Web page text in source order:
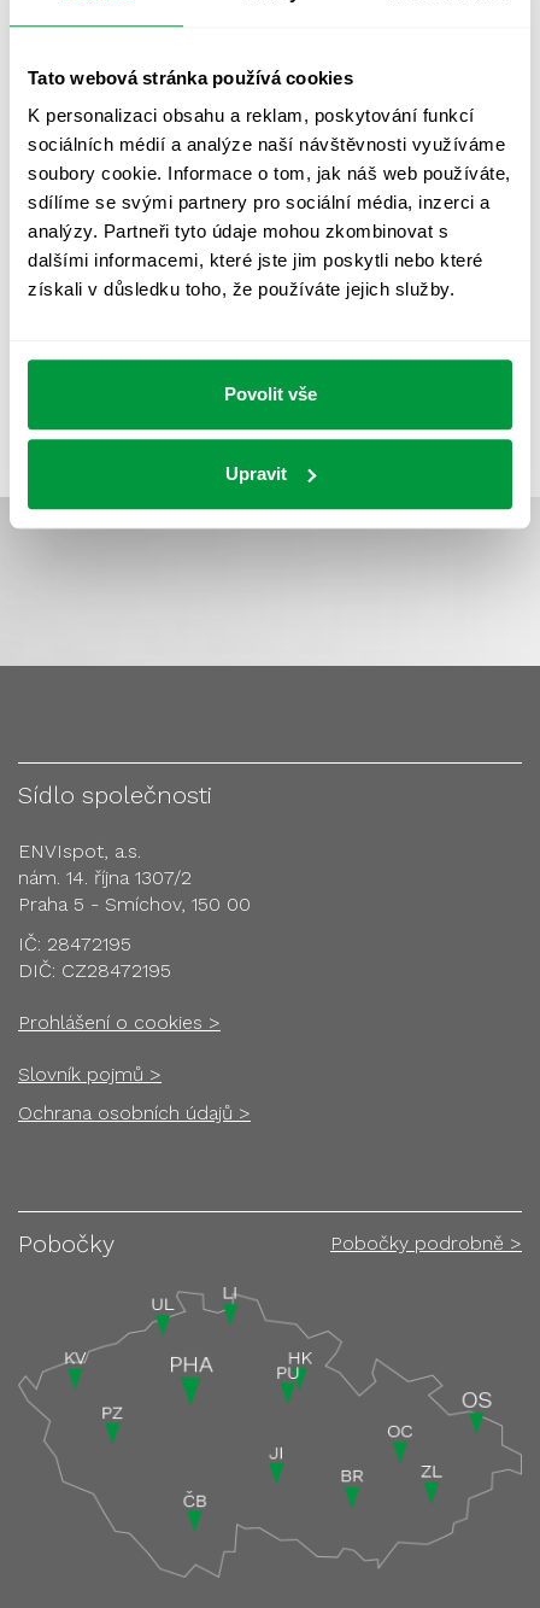
Tato webová stránka používá cookies
K personalizaci obsahu a reklam, poskytování funkcí
sociálních médií a analýze naší návštěvnosti využíváme
soubory cookie. Informace o tom, jak náš web používáte,
sdílíme se svými partnery pro sociální média, inzerci a
analýzy. Partneři tyto údaje mohou zkombinovat s
dalšími informacemi, které jste jim poskytli nebo které
získali v důsledku toho, že používáte jejich služby.
Povolit vše
Upravit
OSVĚTLENÍ PŘECHODŮ PRO CHODCE
OSVĚTLENÍ SPORTOVIŠŤ POULIČNÍ OSVĚTLENÍ
PROTIPANICKÉ OSVĚTLENÍ
PROVOZNÍ DENÍK NOUZOVÉHO OSVĚTLENÍ
REVIZE NOUZOVÉHO OSVĚTLENÍ ŘÍZENÍ SPEKTRUM
UMĚLÉ OSVĚTLENÍ VEŘEJNÉ OSVĚTLENÍ
VÝPOČET OSVĚTLENÍ VÝPOČET ZASTÍNĚNÍ
ZKOUŠKY NOUZOVÉHO OSVĚTLENÍ
Sídlo společnosti
ENVIspot, a.s.
nám. 14. října 1307/2
Praha 5 - Smíchov, 150 00
IČ: 28472195
DIČ: CZ28472195
Prohlášení o cookies >
Slovník pojmů >
Ochrana osobních údajů >
Pobočky Pobočky podrobně >